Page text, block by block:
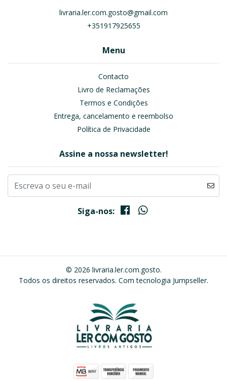
livraria.ler.com.gosto@gmail.com
+351917925655
Menu
Contacto
Livro de Reclamações
Termos e Condições
Entrega, cancelamento e reembolso
Política de Privacidade
Assine a nossa newsletter!
Siga-nos:
© 2026 livraria.ler.com.gosto.
Todos os direitos reservados. Com tecnologia Jumpseller.